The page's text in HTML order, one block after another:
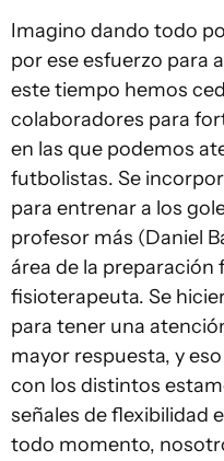
Imagino dando todo
por ese esfuerzo para
este tiempo hemos
colaboradores para
en las que podemos
futbolistas. Se
para entrenar a los
profesor más (Daniel
área de la preparación
fisioterapeuta. Se
para tener una
mayor respuesta, y
con los distintos
señales de flexibilidad
todo momento,